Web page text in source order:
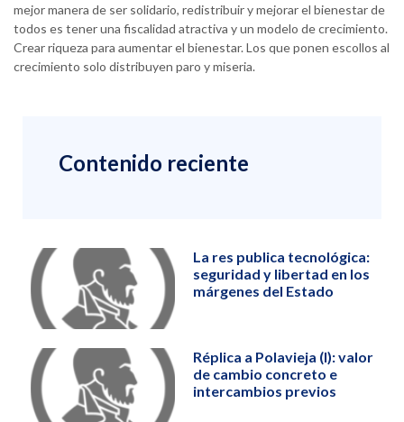
mejor manera de ser solidario, redistribuir y mejorar el bienestar de
todos es tener una fiscalidad atractiva y un modelo de crecimiento.
Crear riqueza para aumentar el bienestar. Los que ponen escollos al
crecimiento solo distribuyen paro y miseria.
Contenido reciente
La res publica tecnológica:
seguridad y libertad en los
márgenes del Estado
Réplica a Polavieja (I): valor
de cambio concreto e
intercambios previos